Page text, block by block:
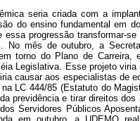
seria criada com a
do ensino fundamental em
essa progressão transformar-
No mês de outubro, a
torno do Plano de Carreira,
Legislativa. Esse projeto
causar aos especialistas de
LC 444/85 (Estatuto do
previdência e tirar direitos
Servidores Públicos